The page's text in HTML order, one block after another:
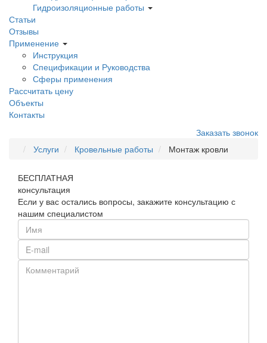
Гидроизоляционные работы
Статьи
Отзывы
Применение
Инструкция
Спецификации и Руководства
Сферы применения
Рассчитать цену
Объекты
Контакты
Заказать звонок
Услуги
Кровельные работы Монтаж кровли
БЕСПЛАТНАЯ
консультация
Если у вас остались вопросы, закажите консультацию с
нашим специалистом